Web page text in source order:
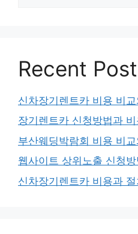
Recent
신차장기렌트카 비용 비
장기렌트카 신청방법과
부산웨딩박람회 비용 비
웹사이트 상위노출 신청
신차장기렌트카 비용과